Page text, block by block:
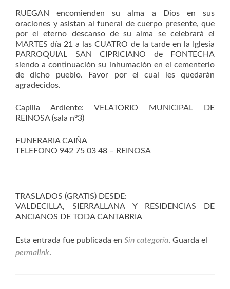
RUEGAN encomienden su alma a Dios en sus
oraciones y asistan al funeral de cuerpo presente, que
por el eterno descanso de su alma se celebrará el
MARTES día 21 a las CUATRO de la tarde en la Iglesia
PARROQUIAL SAN CIPRICIANO de FONTECHA
siendo a continuación su inhumación en el cementerio
de dicho pueblo. Favor por el cual les quedarán
agradecidos.
Capilla Ardiente: VELATORIO MUNICIPAL DE
REINOSA (sala nº3)
FUNERARIA CAIÑA
TELEFONO 942 75 03 48 – REINOSA
TRASLADOS (GRATIS) DESDE:
VALDECILLA, SIERRALLANA Y RESIDENCIAS DE
ANCIANOS DE TODA CANTABRIA
Esta entrada fue publicada en Sin categoría. Guarda el
permalink.